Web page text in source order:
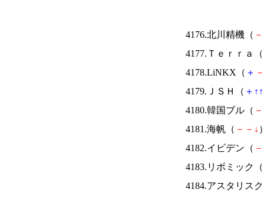
4176.北川精機（ －
4177.Ｔｅｒｒａ（
4178.LiNKX（ ＋ －
4179.ＪＳＨ（ ＋ ↑ ↑
4180.韓国ブル（ －
4181.海帆（ － － ↓
4182.イビデン（ －
4183.リボミック（
4184.アスタリス